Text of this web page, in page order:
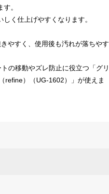
。
く仕上げやすくなります。
やすく、使用後も汚れが落ちやす
の移動やズレ防止に役立つ「グリ
refine）（UG-1602）」が使えま